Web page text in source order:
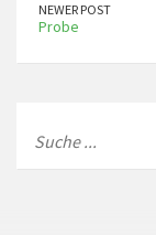
NEWER POST
Probe